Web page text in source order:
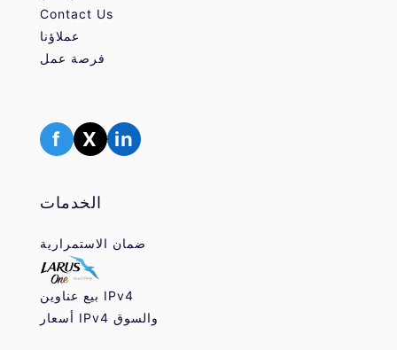
Contact Us
عملاؤنا
فرصة عمل
f X in
الخدمات
ضمان الاستمرارية
بيع عناوين IPv4
أسعار IPv4 والسوق